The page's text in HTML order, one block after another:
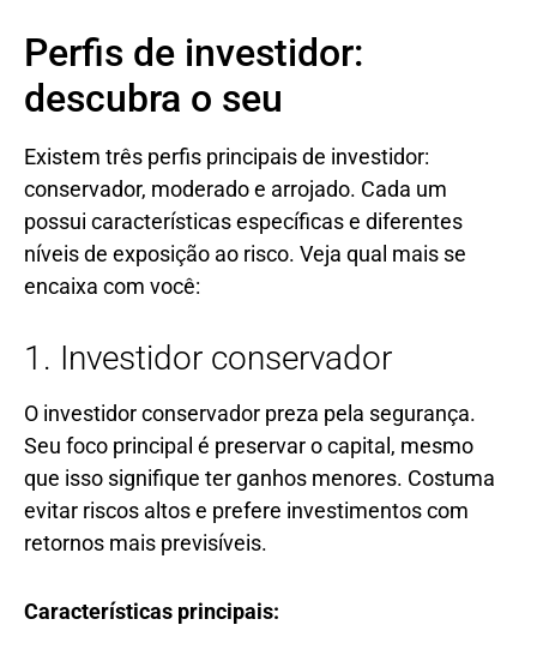
Perfis de investidor:
descubra o seu
Existem três perfis principais de investidor:
conservador, moderado e arrojado. Cada um
possui características específicas e diferentes
níveis de exposição ao risco. Veja qual mais se
encaixa com você:
1. Investidor conservador
O investidor conservador preza pela segurança.
Seu foco principal é preservar o capital, mesmo
que isso signifique ter ganhos menores. Costuma
evitar riscos altos e prefere investimentos com
retornos mais previsíveis.
Características principais: